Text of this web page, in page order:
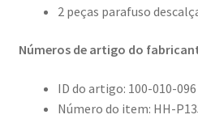
2 peças parafuso
Números de artigo do
ID do artigo: 100-010-096
Número do item: HH-